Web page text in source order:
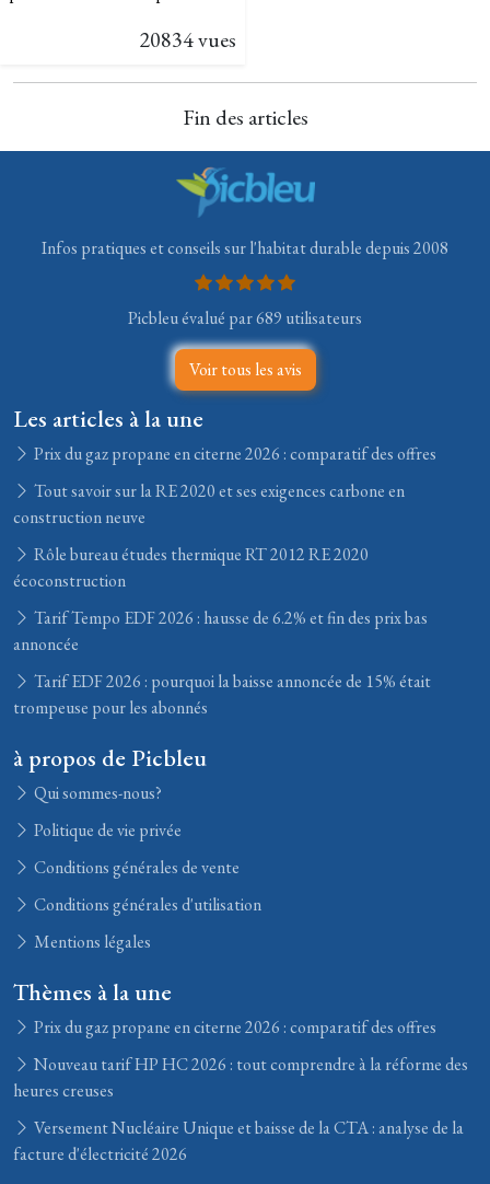
20834 vues
Fin des articles
Infos pratiques et conseils sur l'habitat durable depuis 2008
Picbleu évalué par 689 utilisateurs
Voir tous les avis
Les articles à la une
Prix du gaz propane en citerne 2026 : comparatif des offres
Tout savoir sur la RE 2020 et ses exigences carbone en
construction neuve
Rôle bureau études thermique RT 2012 RE 2020
écoconstruction
Tarif Tempo EDF 2026 : hausse de 6.2% et fin des prix bas
annoncée
Tarif EDF 2026 : pourquoi la baisse annoncée de 15% était
trompeuse pour les abonnés
à propos de Picbleu
Qui sommes-nous?
Politique de vie privée
Conditions générales de vente
Conditions générales d'utilisation
Mentions légales
Thèmes à la une
Prix du gaz propane en citerne 2026 : comparatif des offres
Nouveau tarif HP HC 2026 : tout comprendre à la réforme des
heures creuses
Versement Nucléaire Unique et baisse de la CTA : analyse de la
facture d'électricité 2026